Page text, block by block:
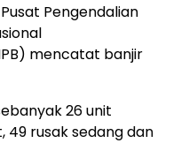
Pengendalian
mencatat banjir
26 unit
49 rusak sedang dan